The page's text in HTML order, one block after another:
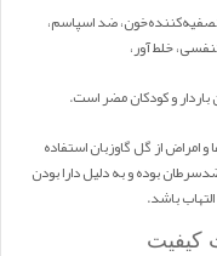
تصفیه‌کننده‌خون، ضد اسپاسم،
خلط ‌آور،
باردار و کودکان مضر است.
امراض از گل گاوزبان استفاده
بوده و به دلیل دارا بودن
باشد.
کیفیت